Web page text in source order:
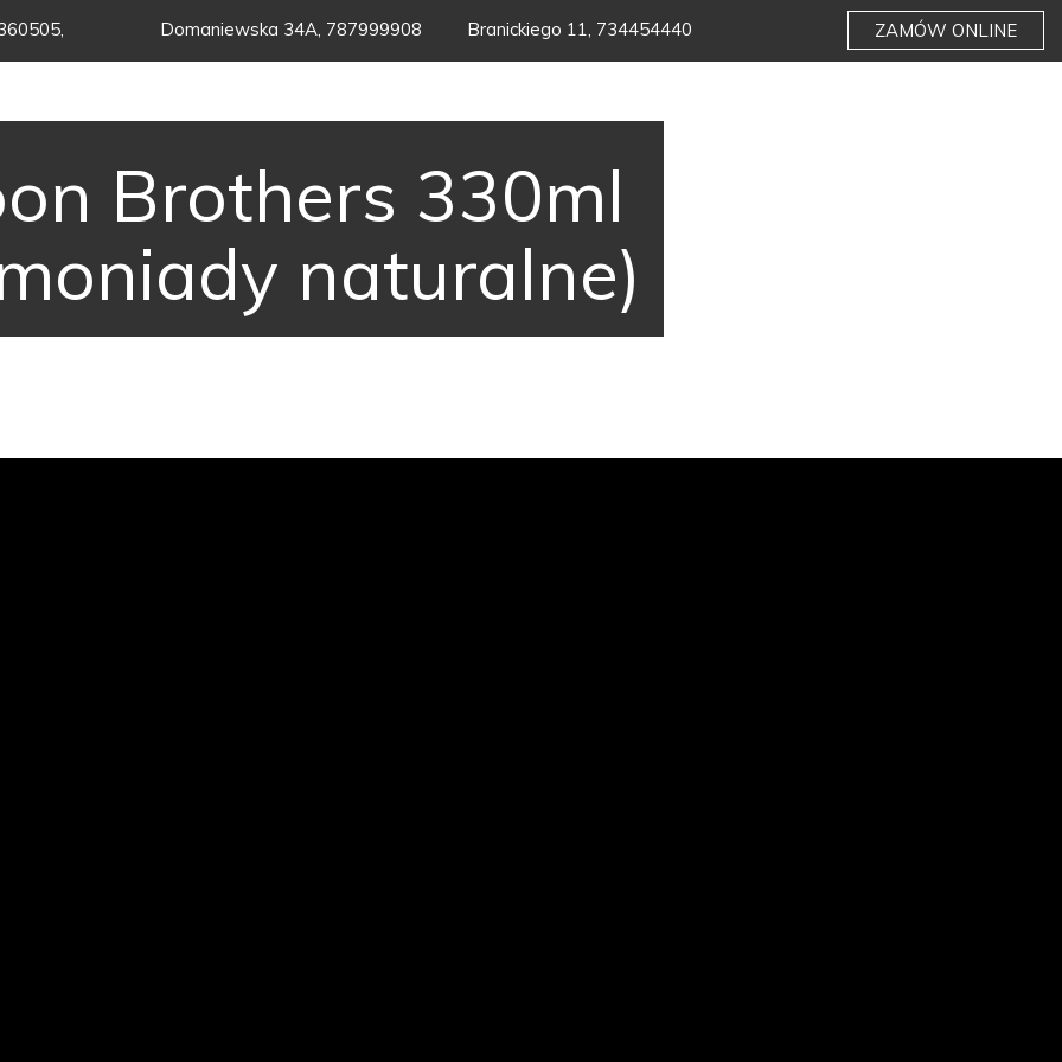
Domaniewska 34A, 787999908 Branickiego 11, 734454440 ZAMÓW ONLINE
Brothers 330ml
naturalne)